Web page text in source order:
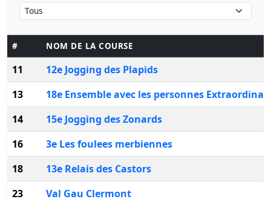
# NOM DE LA COURSE
11
12e Jogging des Plapids
13
18e Ensemble avec les personnes
14
15e Jogging des Zonards
16
3e Les foulees merbiennes
18
13e Relais des Castors
23
Val Gau Clermont